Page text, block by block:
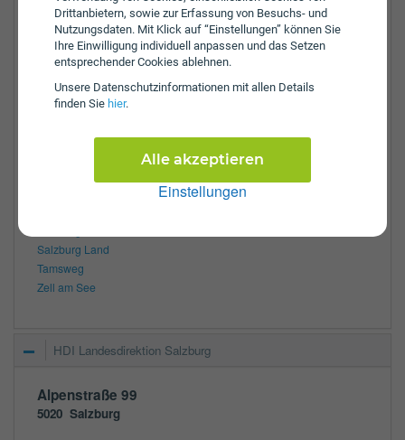
Drittanbietern, sowie zur Erfassung von Besuchs- und
Nutzungsdaten. Mit Klick auf “Einstellungen” können Sie
Ihre Einwilligung individuell anpassen und das Setzen
entsprechender Cookies ablehnen.
Unsere Daten­schutz­informationen mit allen Details
finden Sie hier.
Einstellungen
Alle akzeptieren
E-Mail: zssalzburg@vav.at
Öffnungszeiten:
7:30 - 17:30 Uhr
7:30 - 17:30 Uhr
7:30 - 17:30 Uhr
7:30 - 17:30 Uhr
Salzburg Land
Tamsweg
Zell am See
HDI Landesdirektion Salzburg
Alpenstraße 99
5020 Salzburg